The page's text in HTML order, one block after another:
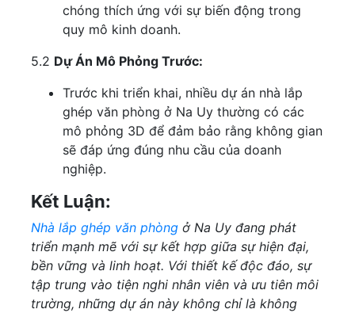
chóng thích ứng với sự biến động trong
quy mô kinh doanh.
5.2 Dự Án Mô Phỏng Trước:
Trước khi triển khai, nhiều dự án nhà lắp
ghép văn phòng ở Na Uy thường có các
mô phỏng 3D để đảm bảo rằng không gian
sẽ đáp ứng đúng nhu cầu của doanh
nghiệp.
Kết Luận:
Nhà lắp ghép văn phòng ở Na Uy đang phát
triển mạnh mẽ với sự kết hợp giữa sự hiện đại,
bền vững và linh hoạt. Với thiết kế độc đáo, sự
tập trung vào tiện nghi nhân viên và ưu tiên môi
trường, những dự án này không chỉ là không